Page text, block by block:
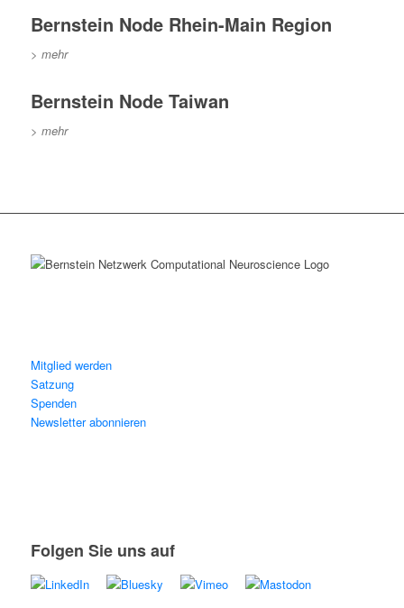
Bernstein Node Rhein-Main Region
> mehr
Bernstein Node Taiwan
> mehr
Mitglied werden
Satzung
Spenden
Newsletter abonnieren
Folgen Sie uns auf